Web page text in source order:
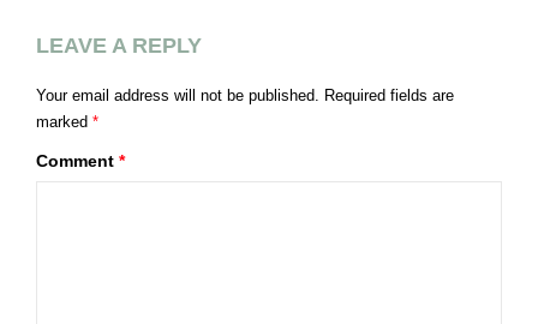
LEAVE A REPLY
Your email address will not be published. Required fields are
marked *
Comment *